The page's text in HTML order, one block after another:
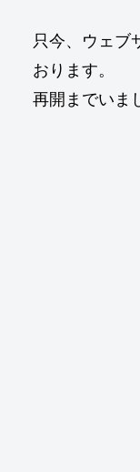
只今、ウェブ
おります。
再開までいま